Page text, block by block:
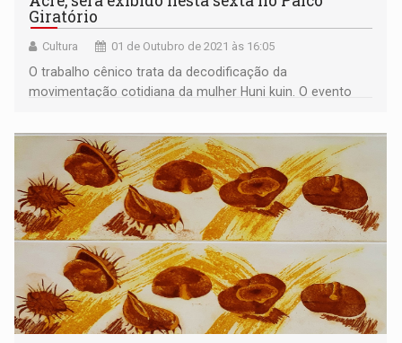
Giratório
Cultura 01 de Outubro de 2021 às 16:05
O trabalho cênico trata da decodificação da
movimentação cotidiana da mulher Huni kuin. O evento